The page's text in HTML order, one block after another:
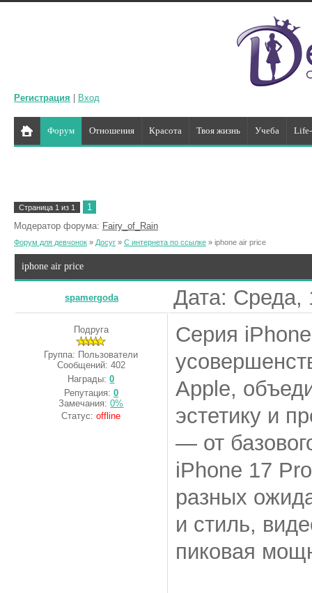
Регистрация Вход
Форум Отношения Красота Твоя жизнь Учеба
Страница 1 из 1
1
Модератор форума: Fairy_of_Rain
Форум для девчонок » Досуг » С интернета по ссылке » iphone air price
iphone air price
spamergoda Дата: Среда,
Подруга
Группа: Пользователи
Сообщений: 402
Награды:0
Репутация: 0
Замечания:0%
Статус:offline
Серия
Apple,
эстетику и
— от
iPhone 17
разных
и стиль,
пиковая